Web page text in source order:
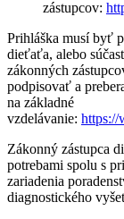
zástupcov:
Prihláška musí byť
dieťaťa, alebo
zákonných
podpisovať a
na základné
vzdelávanie: https://
Zákonný zástupca
potrebami spolu s
zariadenia
diagnostického